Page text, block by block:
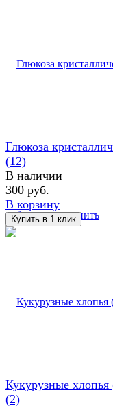
избранное сравнить
Глюкоза
(12)
В наличии
300 руб.
В корзину
Кукурузные
(2)